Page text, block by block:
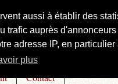
aussi à établir des
auprès
adresse IP, en
plus
Contact